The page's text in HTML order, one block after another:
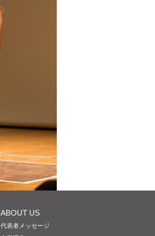
ABOUT US
代表者メッセージ